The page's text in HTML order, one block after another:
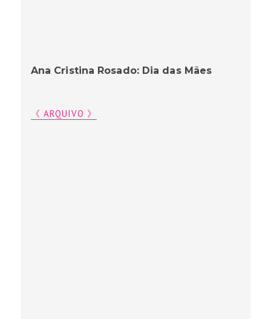
Ana Cristina Rosado: Dia das Mães
《 ARQUIVO 》